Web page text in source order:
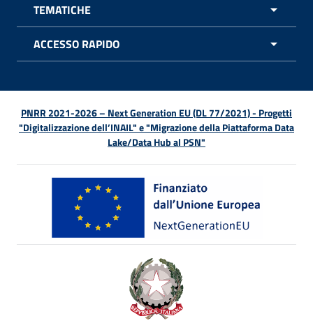
TEMATICHE
ACCESSO RAPIDO
PNRR 2021-2026 – Next Generation EU (DL 77/2021) - Progetti
"Digitalizzazione dell’INAIL" e "Migrazione della Piattaforma Data
Lake/Data Hub al PSN"